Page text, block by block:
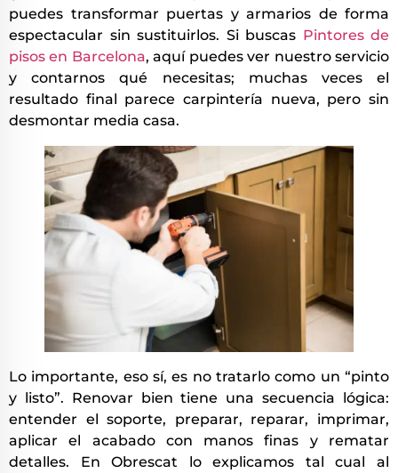
puedes transformar puertas y armarios de forma
espectacular sin sustituirlos. Si buscas Pintores de
pisos en Barcelona, aquí puedes ver nuestro servicio
y contarnos qué necesitas; muchas veces el
resultado final parece carpintería nueva, pero sin
desmontar media casa.
Lo importante, eso sí, es no tratarlo como un “pinto
y listo”. Renovar bien tiene una secuencia lógica:
entender el soporte, preparar, reparar, imprimar,
aplicar el acabado con manos finas y rematar
detalles. En Obrescat lo explicamos tal cual al